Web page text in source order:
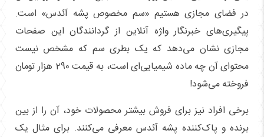
در فضای مجازی هستیم «سم مخصوص پشه آئدس» است.
پیگیری‌های خبرنگار واژه آنلاین از گردانندگان این صفحات
مجازی نشان می‌دهد که یک بطری سم که مشخص نیست
محتوای آن چه ماده شیمیایی‌ای است، به قیمت 290 هزار تومان
فروخته می‌شود!
برخی افراد نیز برای فروش بیشتر محصولات خود، آن را از بین
برنده و پاک‌کننده پشه آئدس معرفی می‌کنند. برای مثال یک